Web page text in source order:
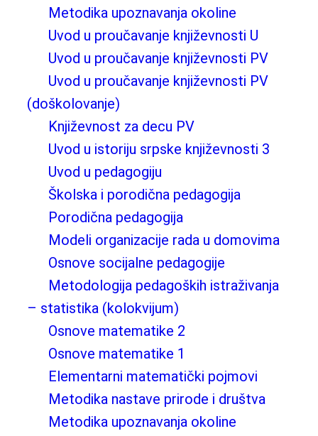
Metodika upoznavanja okoline
Uvod u proučavanje književnosti U
Uvod u proučavanje književnosti PV
Uvod u proučavanje književnosti PV
(doškolovanje)
Književnost za decu PV
Uvod u istoriju srpske književnosti 3
Uvod u pedagogiju
Školska i porodična pedagogija
Porodična pedagogija
Modeli organizacije rada u domovima
Osnove socijalne pedagogije
Metodologija pedagoških istraživanja
– statistika (kolokvijum)
Osnove matematike 2
Osnove matematike 1
Elementarni matematički pojmovi
Metodika nastave prirode i društva
Metodika upoznavanja okoline